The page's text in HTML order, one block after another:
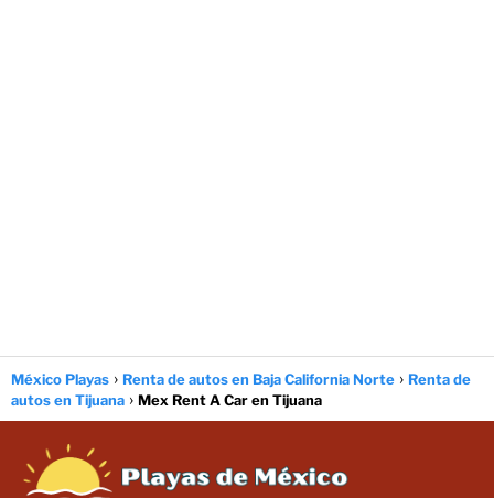
México Playas Renta de autos en Baja California Norte
Renta de
autos en Tijuana
Mex Rent A Car en Tijuana